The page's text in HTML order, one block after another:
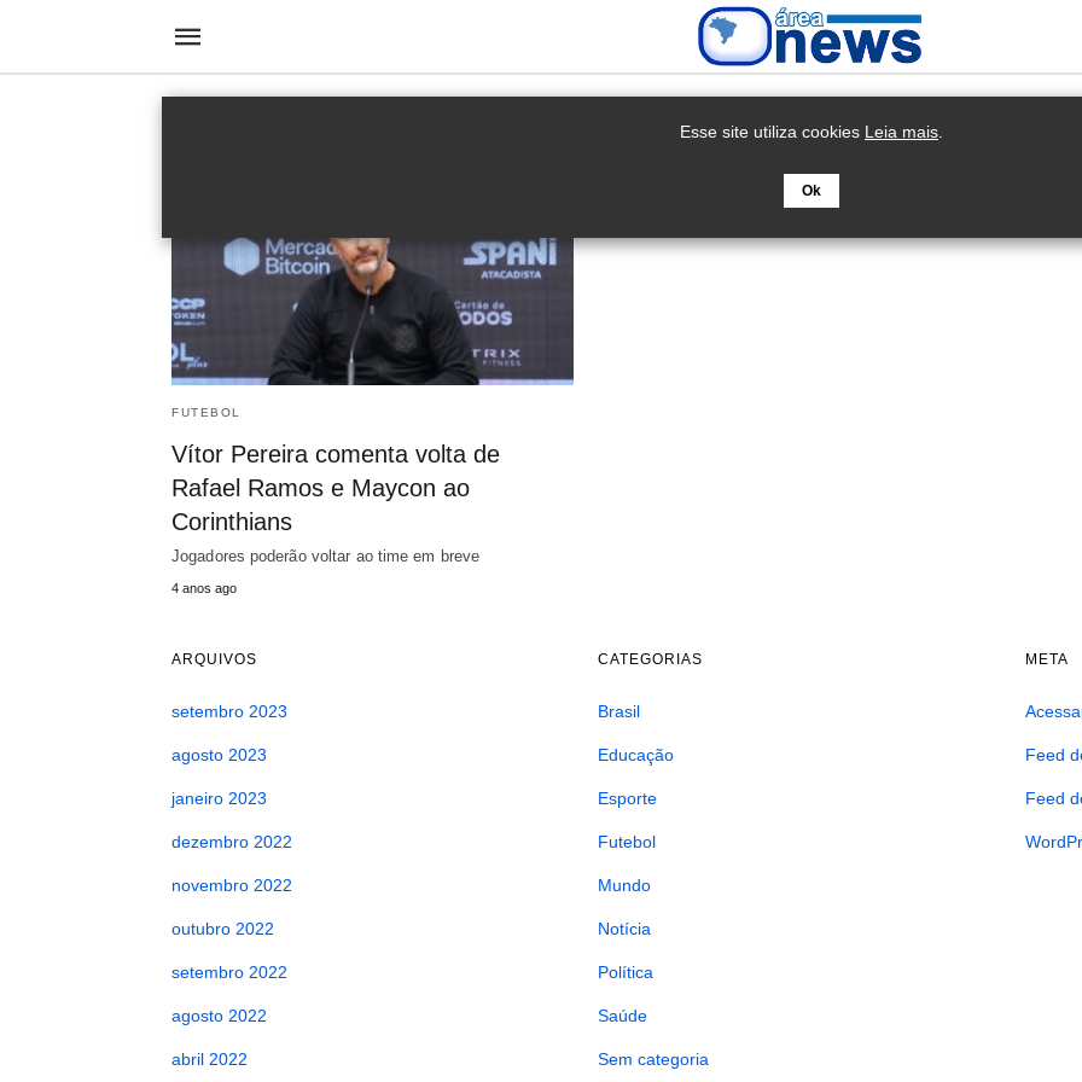
FUTEBOL
Vítor Pereira comenta volta de
Rafael Ramos e Maycon ao
Corinthians
Jogadores poderão voltar ao time em breve
4 anos ago
ARQUIVOS
setembro 2023
agosto 2023
janeiro 2023
dezembro 2022
novembro 2022
outubro 2022
setembro 2022
agosto 2022
abril 2022
CATEGORIAS
Brasil
Educação
Esporte
Futebol
Mundo
Notícia
Política
Saúde
Sem categoria
META
Feed
Feed
Esse site utiliza cookies Leia mais
Ok